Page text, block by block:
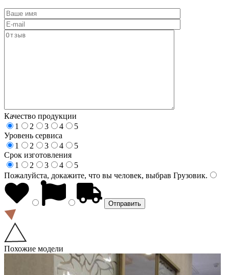
Качество продукции
1
2 3 4
5
Уровень сервиса
1
2 3 4
5
Срок изготовления
1
2 3 4
5
Пожалуйста, докажите, что вы человек, выбрав Грузовик.
Похожие модели